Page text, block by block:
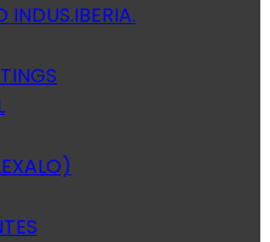
INDUS.IBERIA.